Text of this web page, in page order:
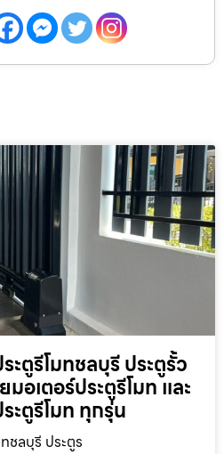
ะตูรีโมทชลบุรี ประตูรั้ว
อเตอร์ประตูรีโมท และ
ะตูรีโมท ทุกรุ่น
ชลบุรี ประตูร